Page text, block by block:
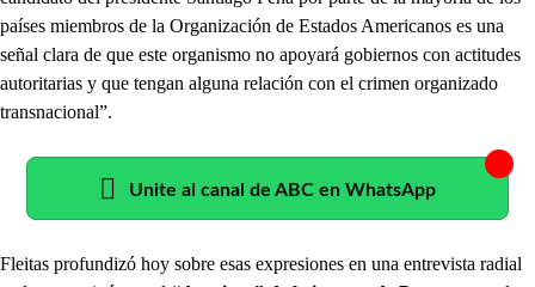
países miembros de la Organización de Estados Americanos es una
señal clara de que este organismo no apoyará gobiernos con actitudes
autoritarias y que tengan alguna relación con el crimen organizado
transnacional”.
Unite al canal de ABC en WhatsApp
Fleitas profundizó hoy sobre esas expresiones en una entrevista radial